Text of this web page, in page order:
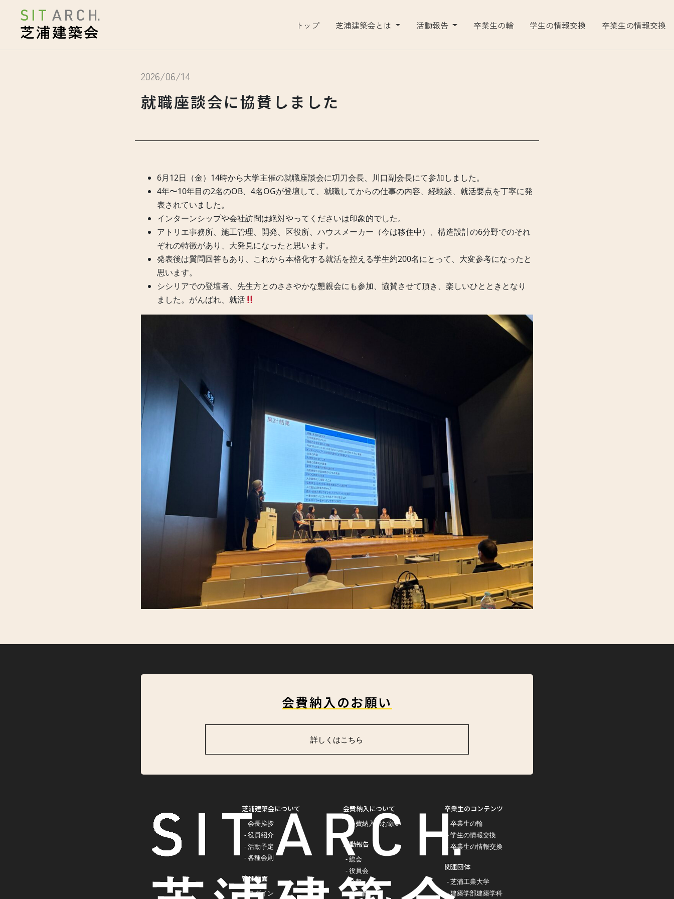
トップ 芝浦建築会とは 活動報告 卒業生の輪 学生の情報交換 卒業生の情報交換
2026/06/14
就職座談会に協賛しました
6月12日（金）14時から大学主催の就職座談会に㓛刀会長、川口副会長にて参加しました。
4年〜10年目の2名のOB、4名OGが登壇して、就職してからの仕事の内容、経験談、就活要点を丁寧に発
表されていました。
インターンシップや会社訪問は絶対やってくださいは印象的でした。
アトリエ事務所、施工管理、開発、区役所、ハウスメーカー（今は移住中）、構造設計の6分野でのそれ
ぞれの特徴があり、大発見になったと思います。
発表後は質問回答もあり、これから本格化する就活を控える学生約200名にとって、大変参考になったと
思います。
シシリアでの登壇者、先生方とのささやかな懇親会にも参加、協賛させて頂き、楽しいひとときとなり
ました。がんばれ、就活
会費納入のお願い
詳しくはこちら
芝浦建築会について
会長挨拶
役員紹介
活動予定
各種会則
管理画面
ログイン
会費納入について
会費納入のお願い
活動報告
総会
役員会
会報
その他
卒業生のコンテンツ
卒業生の輪
学生の情報交換
卒業生の情報交換
関連団体
芝浦工業大学
建築学部建築学科